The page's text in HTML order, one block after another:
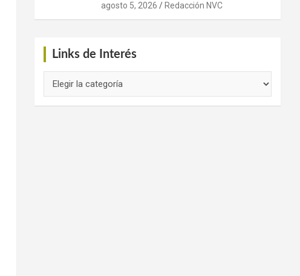
agosto 5, 2026 Redacción NVC
Links de Interés
de